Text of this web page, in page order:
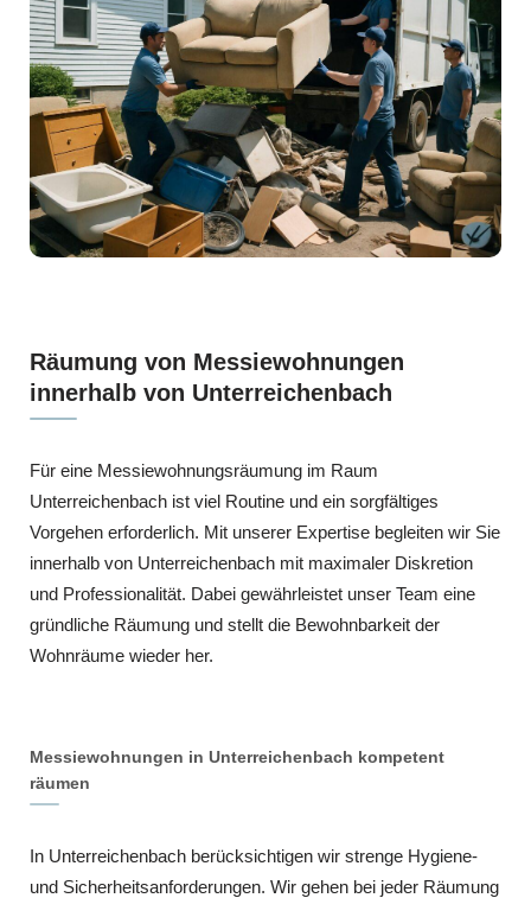
Räumung von Messiewohnungen
innerhalb von Unterreichenbach
Für eine Messiewohnungsräumung im Raum
Unterreichenbach ist viel Routine und ein sorgfältiges
Vorgehen erforderlich. Mit unserer Expertise begleiten wir Sie
innerhalb von Unterreichenbach mit maximaler Diskretion
und Professionalität. Dabei gewährleistet unser Team eine
gründliche Räumung und stellt die Bewohnbarkeit der
Wohnräume wieder her.
Messiewohnungen in Unterreichenbach kompetent
räumen
In Unterreichenbach berücksichtigen wir strenge Hygiene-
und Sicherheitsanforderungen. Wir gehen bei jeder Räumung